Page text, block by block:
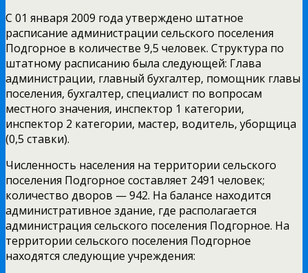
С 01 января 2009 года утверждено штатное
расписание администрации сельского поселения
Подгорное в количестве 9,5 человек. Структура по
штатному расписанию была следующей: Глава
администрации, главный бухгалтер, помощник главы
поселения, бухгалтер, специалист по вопросам
местного значения, инспектор 1 категории,
инспектор 2 категории, мастер, водитель, уборщица
(0,5 ставки).
Численность населения на территории сельского
поселения Подгорное составляет 2491 человек;
количество дворов — 942. На балансе находится
административное здание, где располагается
администрация сельского поселения Подгорное. На
территории сельского поселения Подгорное
находятся следующие учреждения: